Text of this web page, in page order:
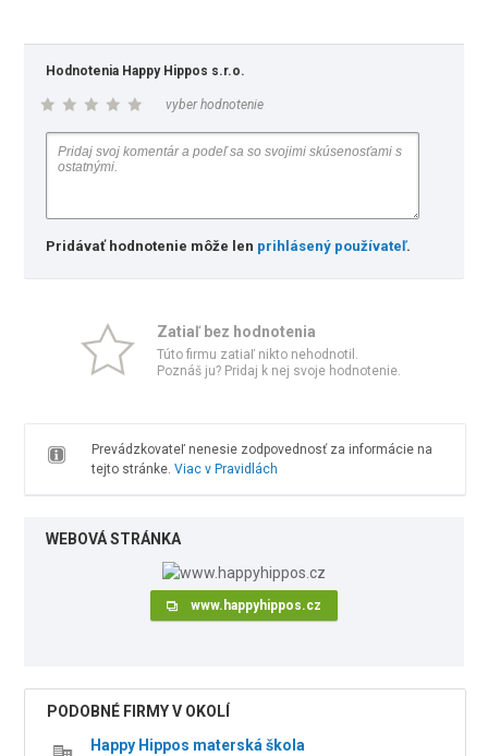
Hodnotenia Happy Hippos s.r.o.
vyber hodnotenie
Pridávať hodnotenie môže len prihlásený používateľ.
Zatiaľ bez hodnotenia
Túto firmu zatiaľ nikto nehodnotil.
Poznáš ju? Pridaj k nej svoje hodnotenie.
Prevádzkovateľ nenesie zodpovednosť za informácie na
tejto stránke. Viac v Pravidlách
WEBOVÁ STRÁNKA
www.happyhippos.cz
PODOBNÉ FIRMY V OKOLÍ
Happy Hippos materská škola